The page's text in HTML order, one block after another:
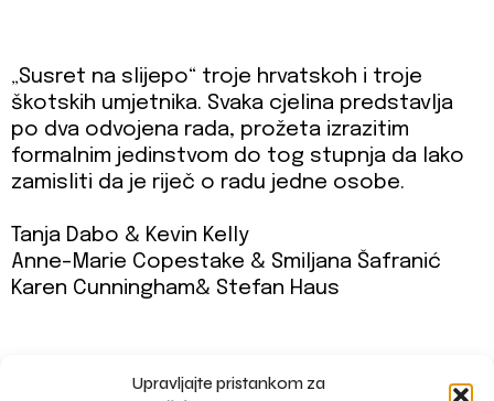
Upravljajte pristankom za
„Susret na slijepo“ troje hrvatskoh i troje
škotskih umjetnika. Svaka cjelina predstavlja
po dva odvojena rada, prožeta izrazitim
formalnim jedinstvom do tog stupnja da lako
zamisliti da je riječ o radu jedne osobe.
Tanja Dabo & Kevin Kelly
Anne-Marie Copestake & Smiljana Šafranić
Karen Cunningham& Stefan Haus